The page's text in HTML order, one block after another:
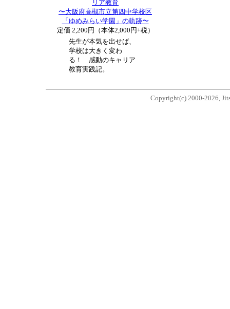
リア教育
〜大阪府高槻市立第四中学校区
「ゆめみらい学園」の軌跡〜
定価 2,200円（本体2,000円+税）
先生が本気を出せば、
学校は大きく変わ
る！ 感動のキャリア
教育実践記。
Copyright(c) 2000-2026,